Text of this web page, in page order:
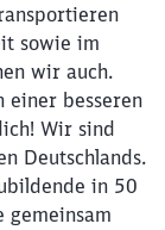
sowie im
wir auch.
einer besseren
Wir sind
Deutschlands.
in 50
gemeinsam